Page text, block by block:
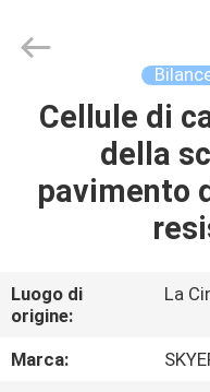
CASA.
PRODOTTI
SU
DI
Co.,Limited.
Cellule di
della
pavimento
Luogo di
origine:
La
Marca: